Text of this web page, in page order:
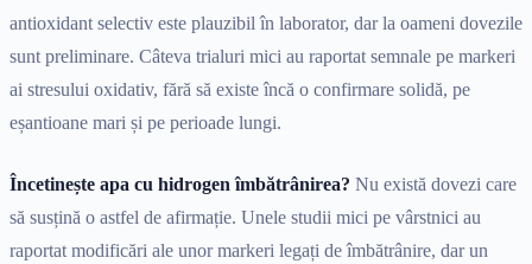
antioxidant selectiv este plauzibil în laborator, dar la oameni dovezile
sunt preliminare. Câteva trialuri mici au raportat semnale pe markeri
ai stresului oxidativ, fără să existe încă o confirmare solidă, pe
eșantioane mari și pe perioade lungi.
Încetinește apa cu hidrogen îmbătrânirea? Nu există dovezi care
să susțină o astfel de afirmație. Unele studii mici pe vârstnici au
raportat modificări ale unor markeri legați de îmbătrânire, dar un